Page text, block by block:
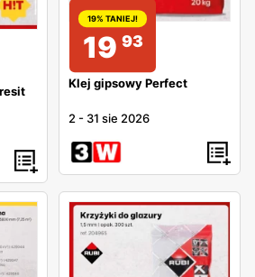
19% TANIEJ!
19 93
Klej gipsowy Perfect
2 - 31 sie 2026